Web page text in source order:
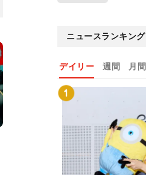
ニュースランキング
デイリー 週間 月間